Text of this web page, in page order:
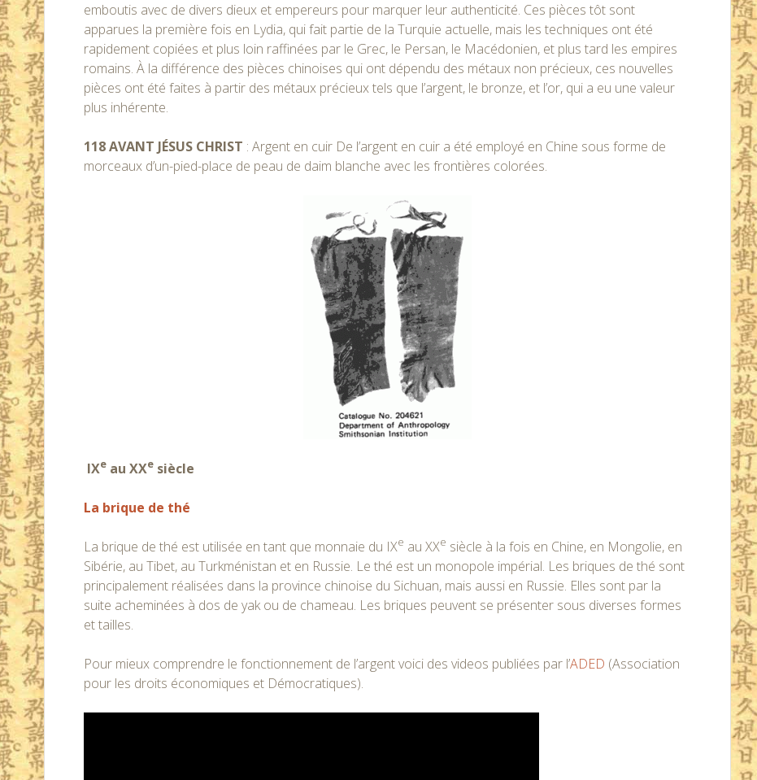
emboutis avec de divers dieux et empereurs pour marquer leur authenticité. Ces pièces tôt sont
apparues la première fois en Lydia, qui fait partie de la Turquie actuelle, mais les techniques ont été
rapidement copiées et plus loin raffinées par le Grec, le Persan, le Macédonien, et plus tard les empires
romains. À la différence des pièces chinoises qui ont dépendu des métaux non précieux, ces nouvelles
pièces ont été faites à partir des métaux précieux tels que l’argent, le bronze, et l’or, qui a eu une valeur
plus inhérente.
118 AVANT JÉSUS CHRIST : Argent en cuir De l’argent en cuir a été employé en Chine sous forme de
morceaux d’un-pied-place de peau de daim blanche avec les frontières colorées.
IXe au XXe siècle
La brique de thé
La brique de thé est utilisée en tant que monnaie du IXe au XXe siècle à la fois en Chine, en Mongolie, en
Sibérie, au Tibet, au Turkménistan et en Russie. Le thé est un monopole impérial. Les briques de thé sont
principalement réalisées dans la province chinoise du Sichuan, mais aussi en Russie. Elles sont par la
suite acheminées à dos de yak ou de chameau. Les briques peuvent se présenter sous diverses formes
et tailles.
Pour mieux comprendre le fonctionnement de l’argent voici des videos publiées par l’ADED (Association
pour les droits économiques et Démocratiques).